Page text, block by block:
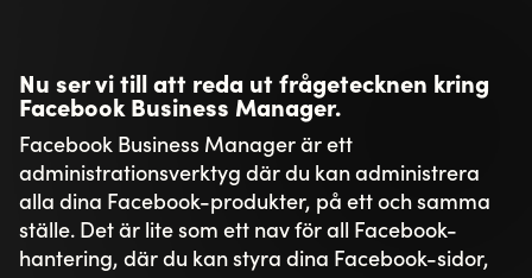
Nu ser vi till att reda ut frågetecknen kring
Facebook Business Manager.
Facebook Business Manager är ett
administrationsverktyg där du kan administrera
alla dina Facebook-produkter, på ett och samma
ställe. Det är lite som ett nav för all Facebook-
hantering, där du kan styra dina Facebook-sidor,